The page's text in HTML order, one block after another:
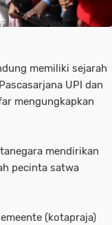
memiliki sejarah
UPI dan
mengungkapkan
mendirikan
pecinta satwa
(kotapraja)